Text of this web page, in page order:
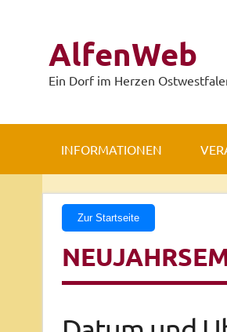
AlfenWeb
Ein Dorf im Herzen
INFORMATIONEN
Zur Startseite